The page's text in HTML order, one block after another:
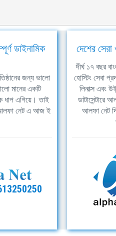
ডাইনামিক
জন্য ভালো
মানের একটি
ধাপ এগিয়ে। তাই
আলফা নেট এ আজ ই
দেশের
দীর্ঘ ১৭ বছর
হোস্টিং সেবা
লিনাক্স এবং
ডাটাসেন্টারে
আলফা নেট